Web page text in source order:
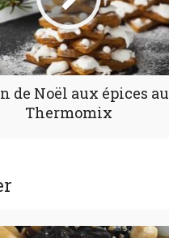
de Noël aux épices au
Thermomix